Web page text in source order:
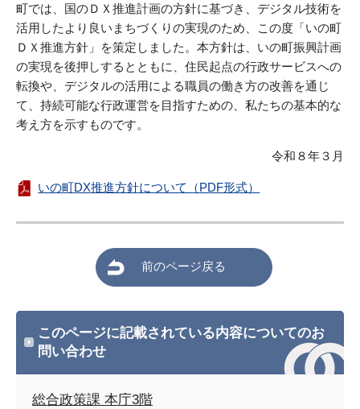
町では、国のＤＸ推進計画の方針に基づき、デジタル技術を
活用したより良いまちづくりの実現のため、この度「いの町
ＤＸ推進方針」を策定しました。本方針は、いの町振興計画
の実現を後押しするとともに、住民起点の行政サービスへの
転換や、デジタルの活用による職員の働き方の改善を通じ
て、持続可能な行政運営を目指すための、私たちの基本的な
考え方を示すものです。
令和８年３月
いの町DX推進方針について（PDF形式）
前のページ戻る
このページに記載されている内容についてのお
問い合わせ
総合政策課 本庁3階